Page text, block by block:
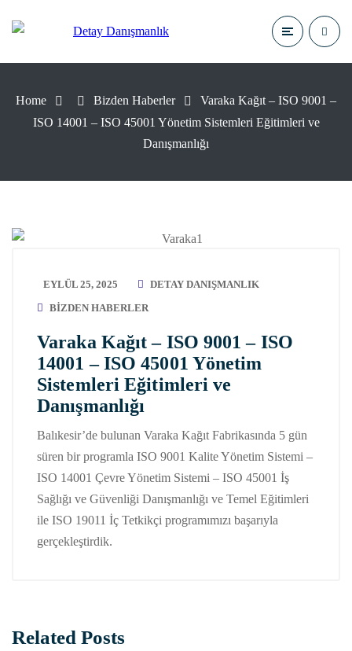
Home Bizden Haberler
Varaka Kağıt – ISO 9001 –
ISO 14001 – ISO 45001 Yönetim Sistemleri Eğitimleri ve
Danışmanlığı
EYLÜL 25, 2025
DETAY DANIŞMANLIK
BIZDEN HABERLER
Varaka Kağıt – ISO 9001 – ISO
14001 – ISO 45001 Yönetim
Sistemleri Eğitimleri ve
Danışmanlığı
Balıkesir’de bulunan Varaka Kağıt Fabrikasında 5 gün
süren bir programla ISO 9001 Kalite Yönetim Sistemi –
ISO 14001 Çevre Yönetim Sistemi – ISO 45001 İş
Sağlığı ve Güvenliği Danışmanlığı ve Temel Eğitimleri
ile ISO 19011 İç Tetkikçi programımızı başarıyla
gerçekleştirdik.
Related Posts